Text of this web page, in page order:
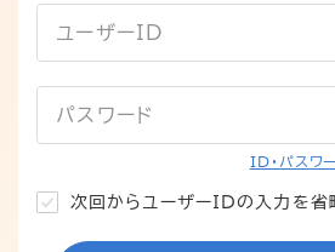
ID・パスワ
次回からユーザーIDの入力を省